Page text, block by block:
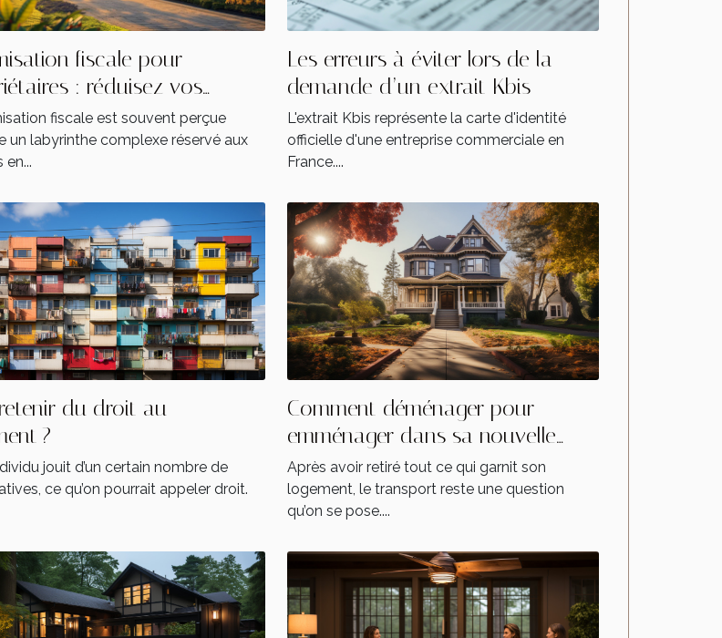
fiscale pour
: réduisez vos
immobiliers
fiscale est souvent perçue
un labyrinthe complexe réservé aux
en...
Les erreurs à éviter lors de la
demande d’un extrait Kbis
L'extrait Kbis représente la carte d'identité
officielle d'une entreprise commerciale en
France....
du droit au
?
jouit d’un certain nombre de
ce qu’on pourrait appeler droit.
Comment déménager pour
emménager dans sa nouvelle
maison ?
Après avoir retiré tout ce qui garnit son
logement, le transport reste une question
qu’on se pose....